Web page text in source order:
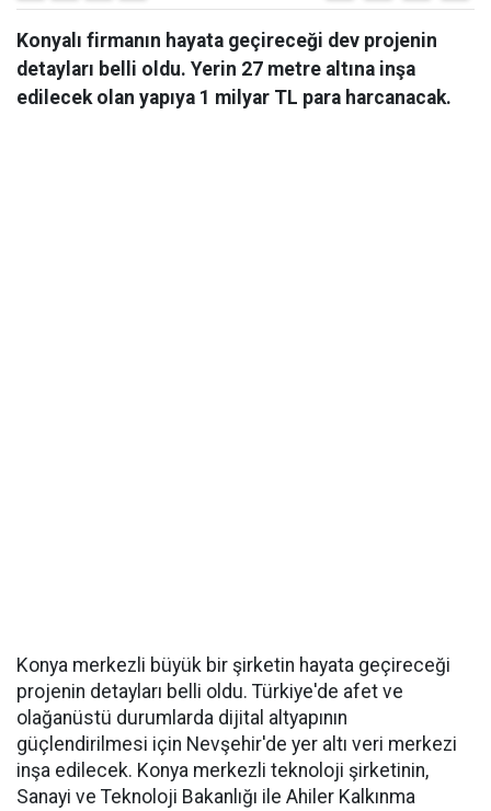
Konyalı firmanın hayata geçireceği dev projenin
detayları belli oldu. Yerin 27 metre altına inşa
edilecek olan yapıya 1 milyar TL para harcanacak.
Konya merkezli büyük bir şirketin hayata geçireceği
projenin detayları belli oldu. Türkiye'de afet ve
olağanüstü durumlarda dijital altyapının
güçlendirilmesi için Nevşehir'de yer altı veri merkezi
inşa edilecek. Konya merkezli teknoloji şirketinin,
Sanayi ve Teknoloji Bakanlığı ile Ahiler Kalkınma